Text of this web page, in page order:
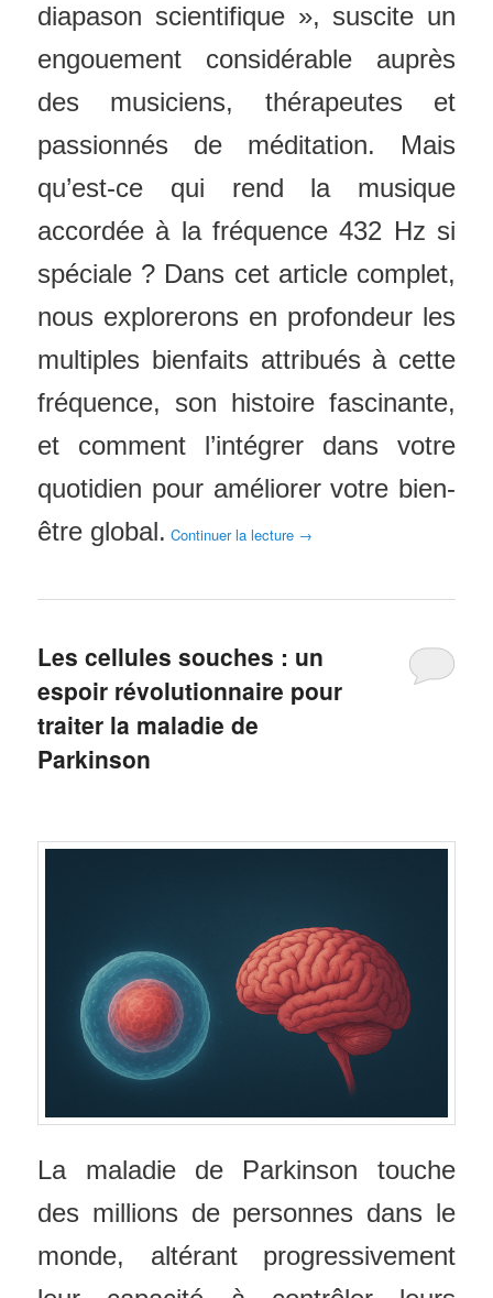
diapason scientifique », suscite un
engouement considérable auprès
des musiciens, thérapeutes et
passionnés de méditation. Mais
qu’est-ce qui rend la musique
accordée à la fréquence 432 Hz si
spéciale ? Dans cet article complet,
nous explorerons en profondeur les
multiples bienfaits attribués à cette
fréquence, son histoire fascinante,
et comment l’intégrer dans votre
quotidien pour améliorer votre bien-
être global. Continuer la lecture →
Les cellules souches : un
espoir révolutionnaire pour
traiter la maladie de
Parkinson
La maladie de Parkinson touche
des millions de personnes dans le
monde, altérant progressivement